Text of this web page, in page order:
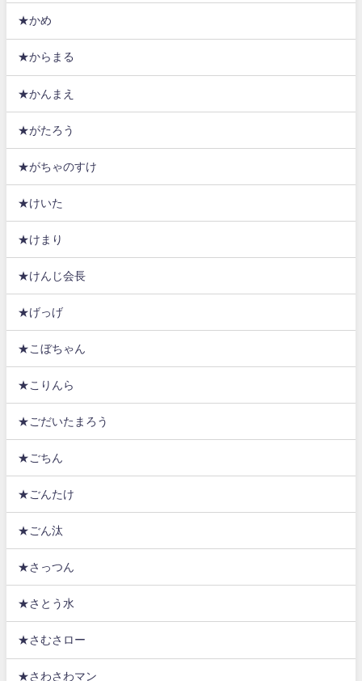
★かめ
★からまる
★かんまえ
★がたろう
★がちゃのすけ
★けいた
★けまり
★けんじ会長
★げっげ
★こぼちゃん
★こりんら
★ごだいたまろう
★ごちん
★ごんたけ
★ごん汰
★さっつん
★さとう水
★さむさロー
★さわさわマン